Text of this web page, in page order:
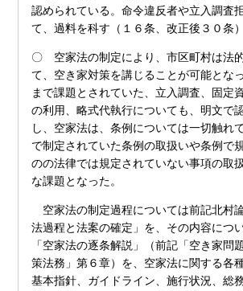
認められている。命令違反者や立入調査
て、過料を科す（１６条、改正後３０条
〇 空家法の制定により、市区町村は法
て、空き家対策を講じることが可能とな
まで課題とされていた、立入調査、固定
の利用、略式代執行についても、明文で
し、空家法は、条例については一切触れ
で制定されていた条例の取扱いや条例で
のの法律では規定されていない事項の取
な課題となった。
空家法の制定過程については前記北村
法過程と法案の確定」を、その内容につ
「空家法の逐条解説」（前記「空き家問
策法務」第６章）を、空家法に関する各
基本指針、ガイドライン、施行状況、総